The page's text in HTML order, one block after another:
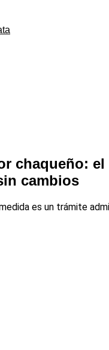
chaqueño:
cambios
es un trámite